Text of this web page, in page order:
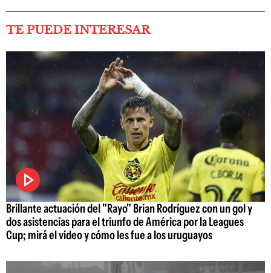
TE PUEDE INTERESAR
Brillante actuación del "Rayo" Brian Rodríguez con un gol y
dos asistencias para el triunfo de América por la Leagues
Cup; mirá el video y cómo les fue a los uruguayos